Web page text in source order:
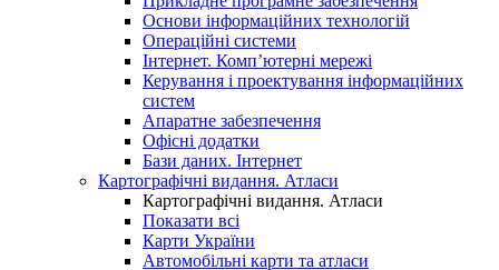
Основи інформаційних технологій
Операційні системи
Інтернет. Комп’ютерні мережі
Керування і проектування інформаційних
систем
Апаратне забезпечення
Офісні додатки
Бази даних. Інтернет
Картографічні видання. Атласи
Картографічні видання. Атласи
Показати всі
Карти України
Автомобільні карти та атласи